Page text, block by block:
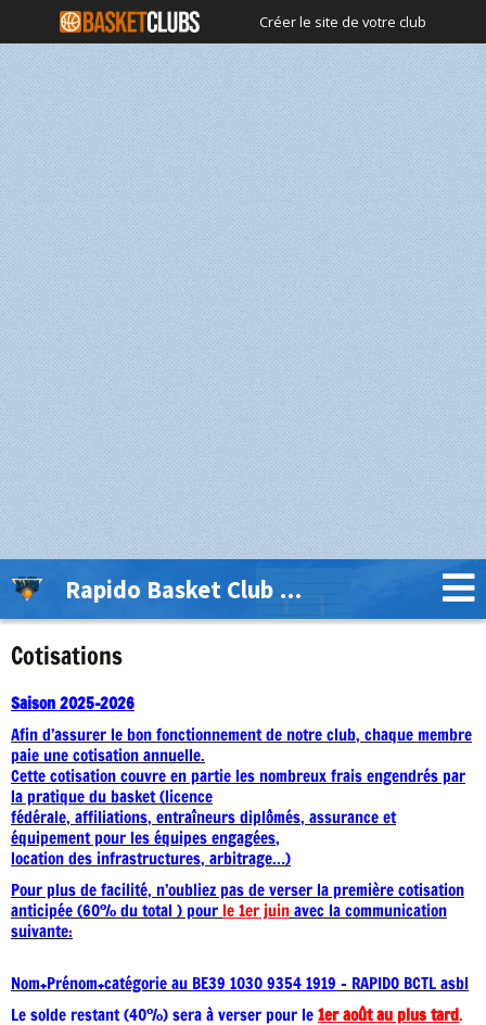
Créer le site de votre club
Rapido Basket Club Thuin Lobbes
Cotisations
Saison 2025-2026
Afin d’assurer le bon fonctionnement de notre club, chaque membre
paie une cotisation annuelle.
Cette cotisation couvre en partie les nombreux frais engendrés par
la pratique du basket (licence
fédérale, affiliations, entraîneurs diplômés, assurance et
équipement pour les équipes engagées,
location des infrastructures, arbitrage…)
Pour plus de facilité, n’oubliez pas de verser la première cotisation
anticipée(60% du total ) pourle 1er juinavec la communication
suivante:
Nom+Prénom+catégorie au BE39 1030 9354 1919 – RAPIDO BCTL asbl
Le solde restant (40%) sera à verser pour le1er août au plus tard.